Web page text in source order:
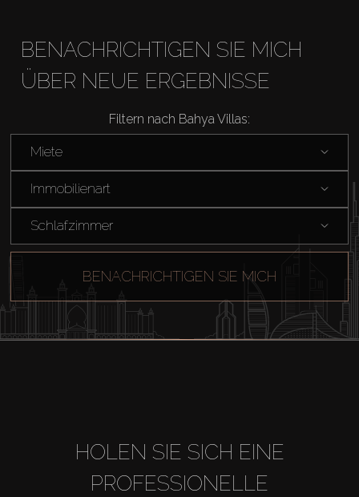
Kaufen
Miete
Verkaufen
Agenten
BENACHRICHTIGEN SIE MICH
ÜBER NEUE ERGEBNISSE
Filtern nach Bahya Villas:
Miete
Immobilienart
Schlafzimmer
BENACHRICHTIGEN SIE MICH
HOLEN SIE SICH EINE
PROFESSIONELLE